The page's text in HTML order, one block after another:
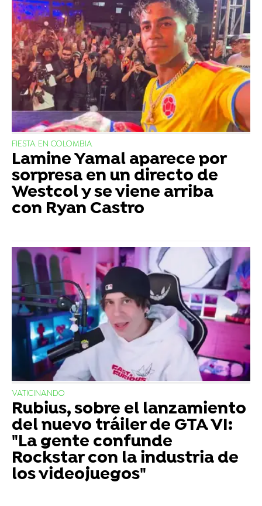
FIESTA EN COLOMBIA
Lamine Yamal aparece por
sorpresa en un directo de
Westcol y se viene arriba
con Ryan Castro
VATICINANDO
Rubius, sobre el lanzamiento
del nuevo tráiler de GTA VI:
"La gente confunde
Rockstar con la industria de
los videojuegos"